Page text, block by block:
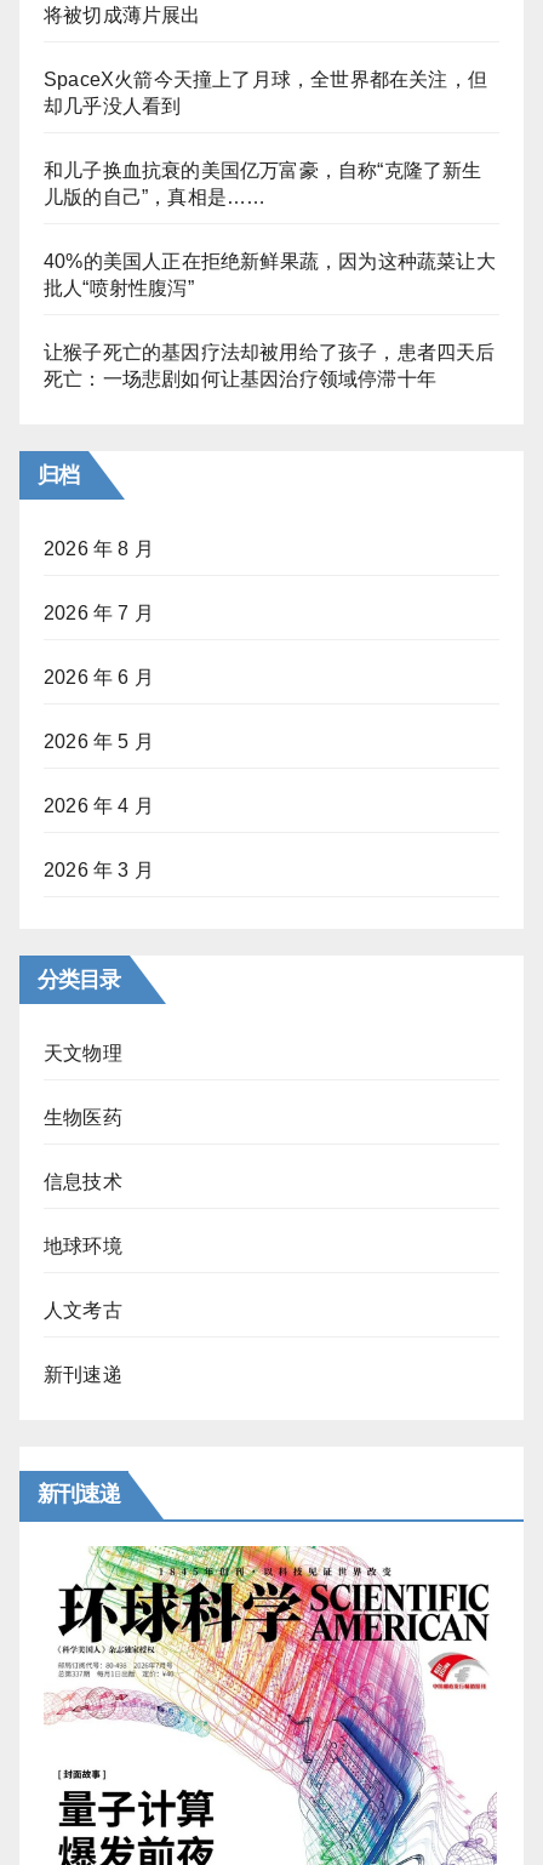
将被切成薄片展出
SpaceX火箭今天撞上了月球，全世界都在关注，但
却几乎没人看到
和儿子换血抗衰的美国亿万富豪，自称“克隆了新生
儿版的自己”，真相是……
40%的美国人正在拒绝新鲜果蔬，因为这种蔬菜让大
批人“喷射性腹泻”
让猴子死亡的基因疗法却被用给了孩子，患者四天后
死亡：一场悲剧如何让基因治疗领域停滞十年
归档
2026 年 8 月
2026 年 7 月
2026 年 6 月
2026 年 5 月
2026 年 4 月
2026 年 3 月
分类目录
天文物理
生物医药
信息技术
地球环境
人文考古
新刊速递
新刊速递